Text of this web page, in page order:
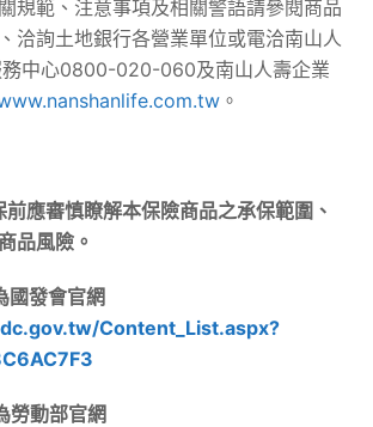
規範、注意事項及相關警語請參閱商品
洽詢土地銀行各營業單位或電洽南山人
中心0800-020-060及南山人壽企業
。
應審慎瞭解本保險商品之承保範圍、
品風險。
國發會官網
Content_List.aspx?
勞動部官網